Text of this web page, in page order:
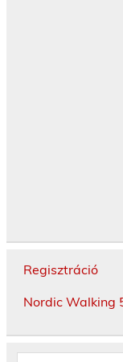
Regisztráció
Nordic Walking